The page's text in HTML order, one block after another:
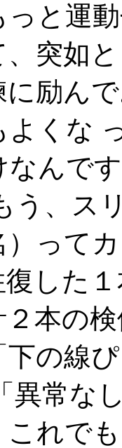
っと運
、突如
に励ん
よくな
なんで
う、ス
）って
した
本の
の線
異常な
れで